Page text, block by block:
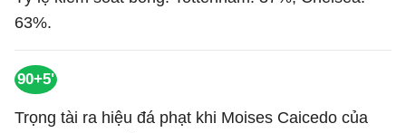
63%.
90+5'
Trọng tài ra hiệu đá phạt khi Moises Caicedo của